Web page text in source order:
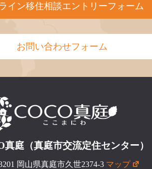
イン移住相談エントリーフォーム
お問い合わせフォーム
真庭（真庭市交流定住センター）
岡山県真庭市久世2374-3 マップ